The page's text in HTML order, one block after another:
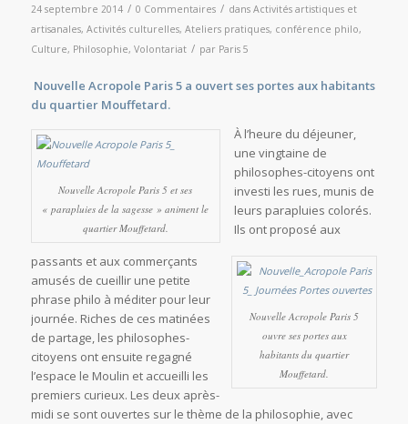
24 septembre 2014 / 0 Commentaires / dans Activités artistiques et
artisanales, Activités culturelles, Ateliers pratiques, conférence philo,
Culture, Philosophie, Volontariat / par Paris 5
Nouvelle Acropole Paris 5 a ouvert ses portes aux habitants
du quartier Mouffetard.
Nouvelle Acropole Paris 5 et ses
« parapluies de la sagesse » animent le
quartier Mouffetard.
Nouvelle Acropole Paris 5
ouvre ses portes aux
habitants du quartier
Mouffetard.
À l’heure du déjeuner,
une vingtaine de
philosophes-citoyens ont
investi les rues, munis de
leurs parapluies colorés.
Ils ont proposé aux
passants et aux commerçants
amusés de cueillir une petite
phrase philo à méditer pour leur
journée. Riches de ces matinées
de partage, les philosophes-
citoyens ont ensuite regagné
l’espace le Moulin et accueilli les
premiers curieux. Les deux après-
midi se sont ouvertes sur le thème de la philosophie, avec